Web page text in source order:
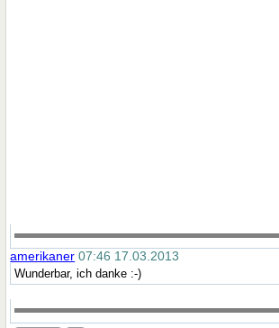
amerikaner 07:46 17.03.2013
Wunderbar, ich danke :-)